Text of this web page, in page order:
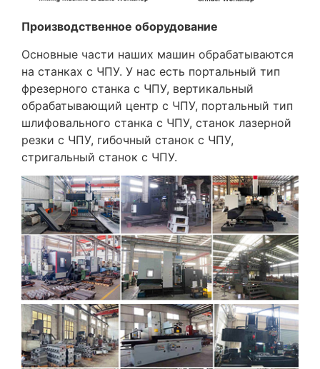
Производственное оборудование
Основные части наших машин обрабатываются
на станках с ЧПУ. У нас есть портальный тип
фрезерного станка с ЧПУ, вертикальный
обрабатывающий центр с ЧПУ, портальный тип
шлифовального станка с ЧПУ, станок лазерной
резки с ЧПУ, гибочный станок с ЧПУ,
стригальный станок с ЧПУ.